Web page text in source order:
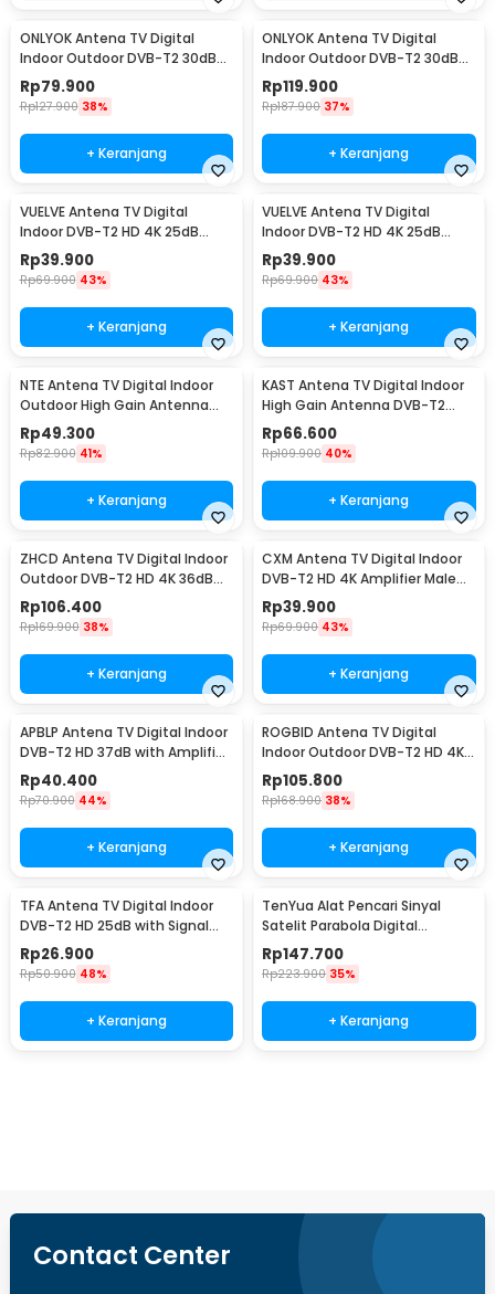
ONLYOK Antena TV Digital
Indoor Outdoor DVB-T2 30dB
Female Plug - LK860
Rp79.900
Rp127.900 38%
+ Keranjang
ONLYOK Antena TV Digital
Indoor Outdoor DVB-T2 30dB
Female Plug - LK86
Rp119.900
Rp187.900 37%
+ Keranjang
VUELVE Antena TV Digital
Indoor DVB-T2 HD 4K 25dB
Female Plug - AN-2027
Rp39.900
Rp69.900 43%
+ Keranjang
VUELVE Antena TV Digital
Indoor DVB-T2 HD 4K 25dB
Female Plug - AN-2019
Rp39.900
Rp69.900 43%
+ Keranjang
NTE Antena TV Digital Indoor
Outdoor High Gain Antenna
DVB-T2 36dB - N221
Rp49.300
Rp82.900 41%
+ Keranjang
KAST Antena TV Digital Indoor
High Gain Antenna DVB-T2
25dB - K290
Rp66.600
Rp109.900 40%
+ Keranjang
ZHCD Antena TV Digital Indoor
Outdoor DVB-T2 HD 4K 36dB
Amplifier - ZH3
Rp106.400
Rp169.900 38%
+ Keranjang
CXM Antena TV Digital Indoor
DVB-T2 HD 4K Amplifier Male
Plug 25dB - C120
Rp39.900
Rp69.900 43%
+ Keranjang
APBLP Antena TV Digital Indoor
DVB-T2 HD 37dB with Amplifier
- AP-36
Rp40.400
Rp70.900 44%
+ Keranjang
ROGBID Antena TV Digital
Indoor Outdoor DVB-T2 HD 4K
36dB Amplifier - RG80
Rp105.800
Rp168.900 38%
+ Keranjang
TFA Antena TV Digital Indoor
DVB-T2 HD 25dB with Signal
Booster - T109
Rp26.900
Rp50.900 48%
+ Keranjang
TenYua Alat Pencari Sinyal
Satelit Parabola Digital
Satellite Finder - SF-95DR
Rp147.700
Rp223.900 35%
+ Keranjang
Contact Center